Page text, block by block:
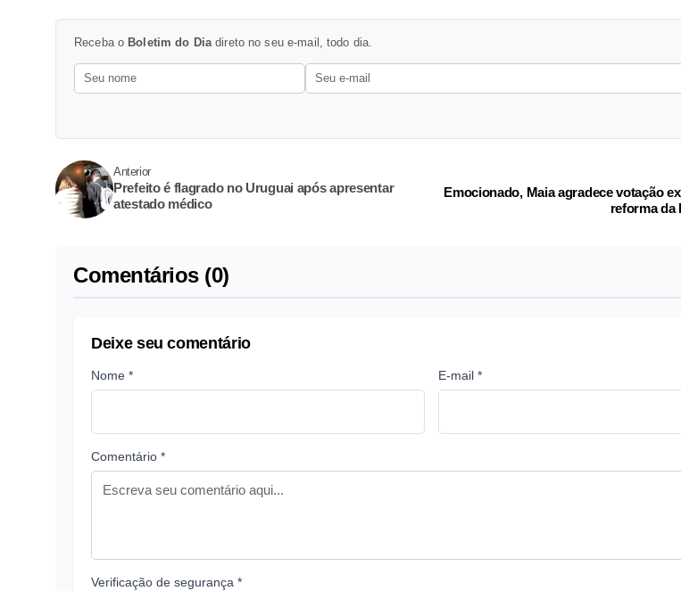
Receba o Boletim do Dia direto no seu e-mail, todo dia.
Anterior
Prefeito é flagrado no Uruguai após apresentar
atestado médico
Emocionado, Maia agradece votação
reforma da
Comentários (0)
Deixe seu comentário
Nome * E-mail *
Comentário *
Verificação de segurança *